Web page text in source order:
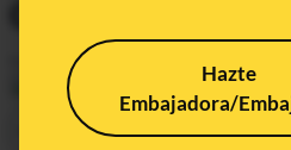
Hazte
Embajadora/
Publicado el
SHARE: